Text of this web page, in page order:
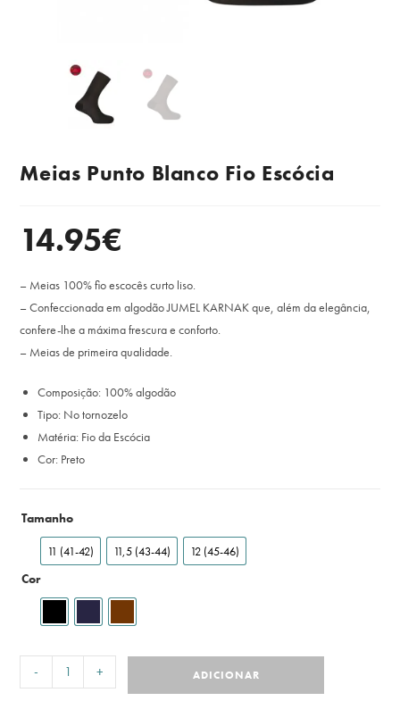
Meias Punto Blanco Fio Escócia
14.95€
– Meias 100% fio escocês curto liso.
– Confeccionada em algodão JUMEL KARNAK que, além da elegância,
confere-lhe a máxima frescura e conforto.
– Meias de primeira qualidade.
Composição: 100% algodão
Tipo: No tornozelo
Matéria: Fio da Escócia
Cor: Preto
Tamanho
11 (41-42) 11,5 (43-44) 12 (45-46)
Cor
- + ADICIONAR